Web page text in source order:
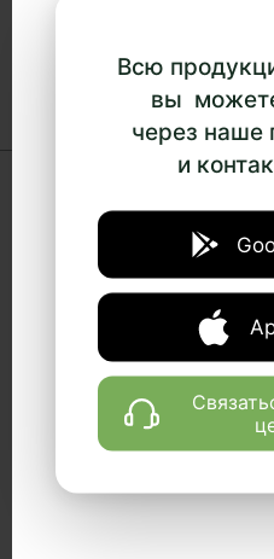
Всю
вы
через наше
и
Улучшение пищеварения
Детоксикация организма
Нормализация
Желчегонное средство
Улучшение реологии
кишечника